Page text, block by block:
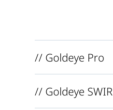
// Goldeye Pro
// Goldeye SWIR